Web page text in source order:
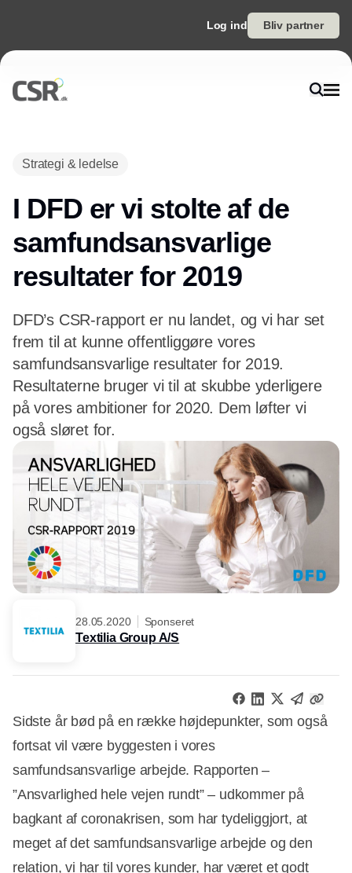
Log ind Bliv partner
Strategi & ledelse
I DFD er vi stolte af de
samfundsansvarlige
resultater for 2019
DFD’s CSR-rapport er nu landet, og vi har set
frem til at kunne offentliggøre vores
samfundsansvarlige resultater for 2019.
Resultaterne bruger vi til at skubbe yderligere
på vores ambitioner for 2020. Dem løfter vi
også sløret for.
28.05.2020 Sponseret
Textilia Group A/S
Sidste år bød på en række højdepunkter, som også
fortsat vil være byggesten i vores
samfundsansvarlige arbejde. Rapporten –
”Ansvarlighed hele vejen rundt” – udkommer på
bagkant af coronakrisen, som har tydeliggjort, at
meget af det samfundsansvarlige arbejde og den
relation, vi har til vores kunder, har været et godt